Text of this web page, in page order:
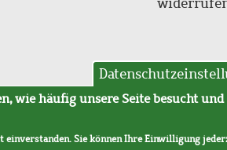
AVB
wie häufig unsere Seite besucht
einverstanden. Sie können Ihre Einwilligung